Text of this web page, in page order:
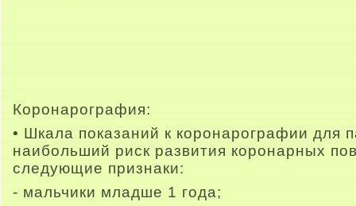
Коронарография:
• Шкала показаний к коронарографии для
наибольший риск развития коронарных
следующие признаки:
- мальчики младше 1 года;